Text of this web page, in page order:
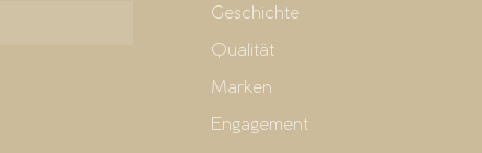
Geschichte
Qualität
Marken
Engagement